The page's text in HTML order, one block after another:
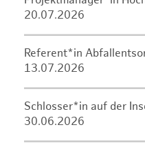
20.07.2026
Referent*in
13.07.2026
Schlosser*in auf der
30.06.2026